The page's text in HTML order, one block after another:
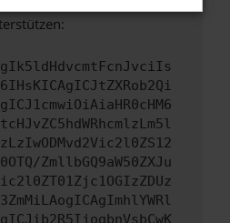
ZmllbGQ9aW50ZXJu